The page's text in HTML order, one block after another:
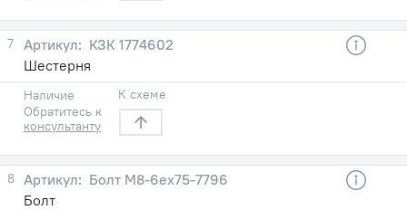
7
КЗК 1774602
Шестерня
Наличие
Обратитесь к
консультанту
К схеме
8
Болт М8-6eх75-7796
Болт